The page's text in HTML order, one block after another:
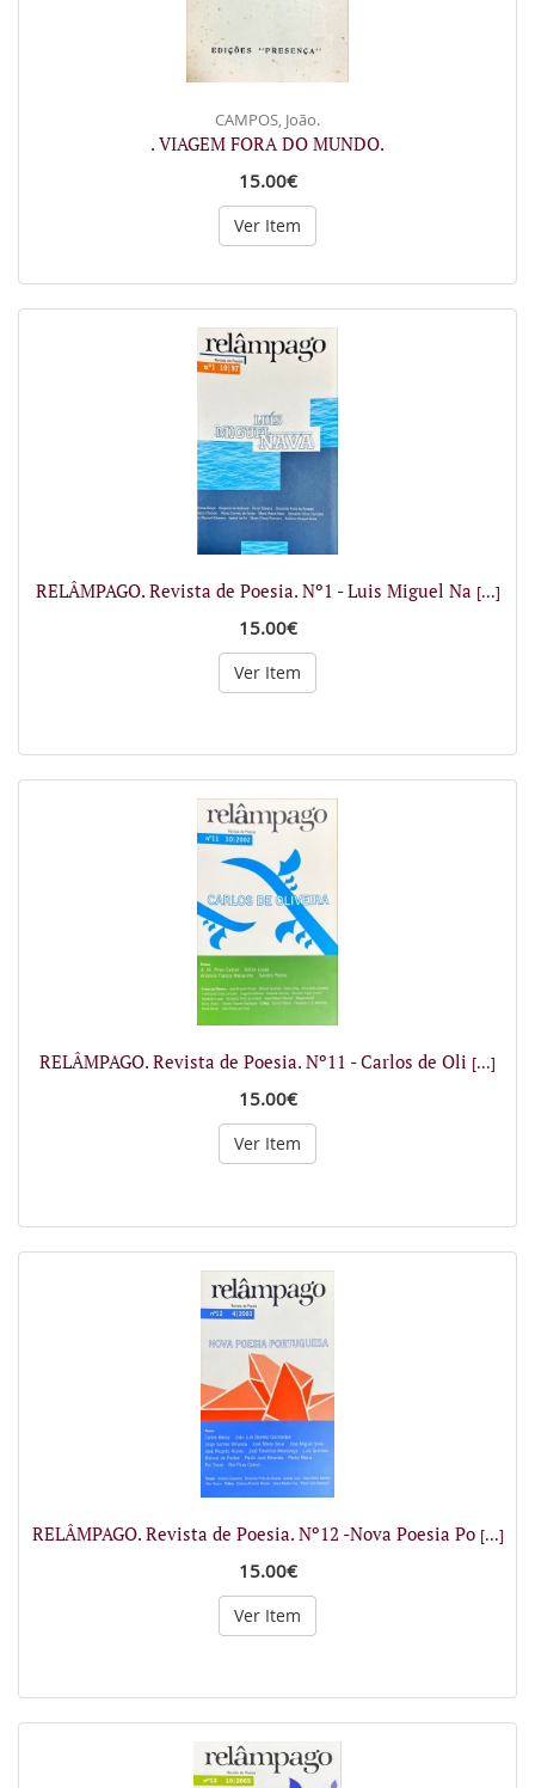
CAMPOS, João.
. VIAGEM FORA DO MUNDO.
15.00€
Ver Item
RELÂMPAGO. Revista de Poesia. Nº1 - Luis Miguel Na [...]
15.00€
Ver Item
RELÂMPAGO. Revista de Poesia. Nº11 - Carlos de Oli [...]
15.00€
Ver Item
RELÂMPAGO. Revista de Poesia. Nº12 -Nova Poesia Po [...]
15.00€
Ver Item